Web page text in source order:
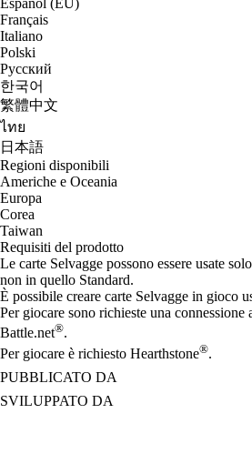
Français
Italiano
Polski
Русский
한국어
繁體中文
ไทย
日本語
Regioni disponibili
Americhe e Oceania
Europa
Corea
Taiwan
Requisiti del prodotto
Le carte Selvagge possono essere usate
non in quello Standard.
È possibile creare carte Selvagge in gioco
Per giocare sono richieste una connessione
Battle.net®.
Per giocare è richiesto Hearthstone®.
PUBBLICATO DA
SVILUPPATO DA